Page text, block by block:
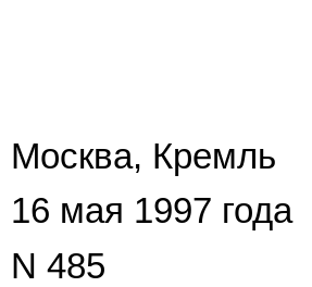
Москва, Кремль
16 мая 1997 года
N 485